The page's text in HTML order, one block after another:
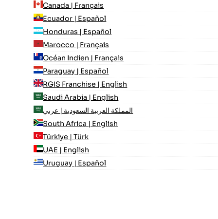
Canada | Français
Ecuador | Español
Honduras | Español
Marocco | Français
Océan Indien | Français
Paraguay | Español
RGIS Franchise | English
Saudi Arabia | English
المملكة العربية السعودية | عربي
South Africa | English
Türkiye | Türk
UAE | English
Uruguay | Español